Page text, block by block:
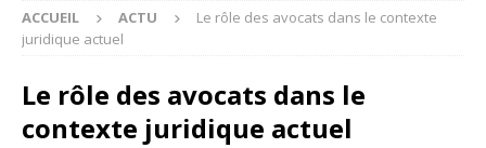
ACCUEIL ACTU
Le rôle des avocats dans le contexte
juridique actuel
Le rôle des avocats dans le
contexte juridique actuel